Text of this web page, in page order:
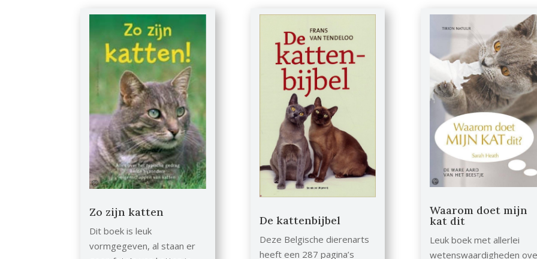
Zo zijn katten
Dit boek is leuk
vormgegeven, al staan er
De kattenbijbel
Deze Belgische dierenarts
heeft een 287 pagina’s
Waarom doet mijn
kat dit
Leuk boek met allerlei
wetenswaardigheden